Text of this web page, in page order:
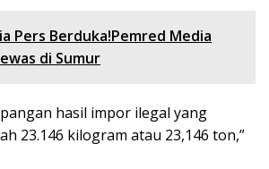
Pers Berduka!Pemred Media
di Sumur
hasil impor ilegal yang
23.146 kilogram atau 23,146 ton,”